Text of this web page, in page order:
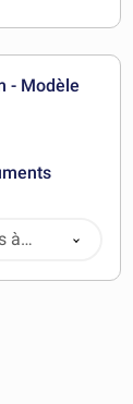
- Modèle
à